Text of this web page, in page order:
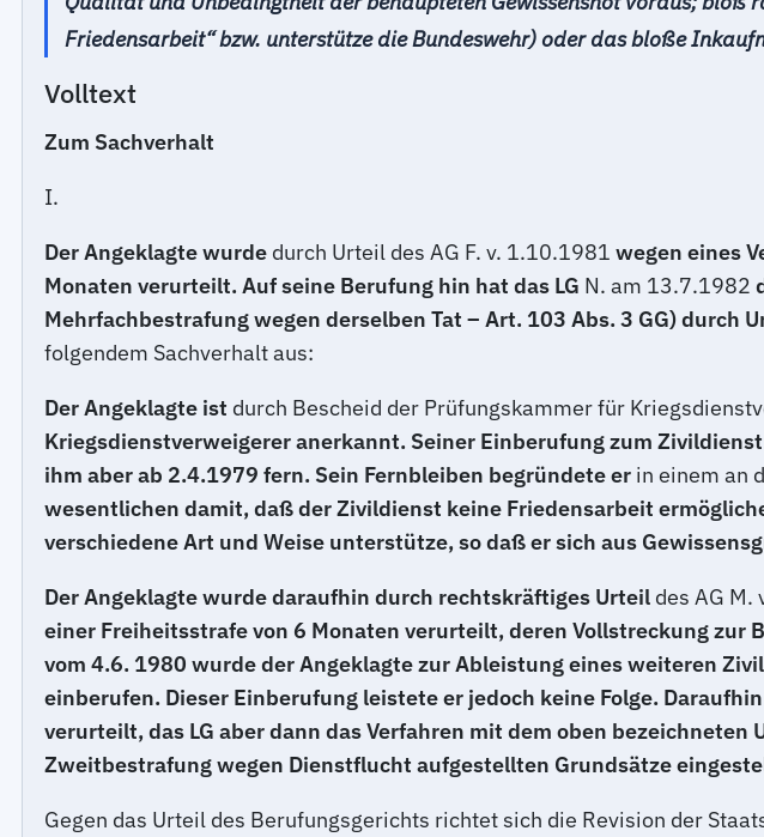
Friedensarbeit“ bzw. unterstütze die Bundeswehr) oder das bloße
Volltext
Zum Sachverhalt
I.
Der Angeklagte wurde durch Urteil des AG F. v. 1.10.1981 wegen eines
Monaten verurteilt. Auf seine Berufung hin hat das LG N. am 13.7.1982
Mehrfachbestrafung wegen derselben Tat – Art. 103 Abs. 3 GG) durch
folgendem Sachverhalt aus:
Der Angeklagte ist durch Bescheid der Prüfungskammer für
Kriegsdienstverweigerer anerkannt. Seiner Einberufung zum
ihm aber ab 2.4.1979 fern. Sein Fernbleiben begründete er in einem an
wesentlichen damit, daß der Zivildienst keine Friedensarbeit
verschiedene Art und Weise unterstütze, so daß er sich aus
Der Angeklagte wurde daraufhin durch rechtskräftiges Urteil des AG M.
einer Freiheitsstrafe von 6 Monaten verurteilt, deren Vollstreckung
vom 4.6. 1980 wurde der Angeklagte zur Ableistung eines weiteren
einberufen. Dieser Einberufung leistete er jedoch keine Folge.
verurteilt, das LG aber dann das Verfahren mit dem oben
Zweitbestrafung wegen Dienstflucht aufgestellten Grundsätze
Gegen das Urteil des Berufungsgerichts richtet sich die Revision der